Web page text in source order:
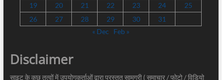
19
20 21 22 23 24
25
26
27 28 29 30
31
« Dec
Feb »
Disclaimer
साइट के कुछ तत्वों में उपयोगकर्ताओं द्वारा प्रस्तुत सामग्री ( समाचार / फोटो / विडियो